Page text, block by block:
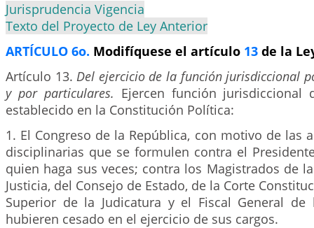
Jurisprudencia Vigencia
Texto del Proyecto de Ley Anterior
ARTÍCULO 6o. Modifíquese el artículo 13 de la
Artículo 13.Del ejercicio de la función jurisdiccional
y por particulares. Ejercen función jurisdiccional
establecido en la Constitución Política:
1. El Congreso de la República, con motivo de las
disciplinarias que se formulen contra el
quien haga sus veces; contra los Magistrados de
Justicia, del Consejo de Estado, de la Corte
Superior de la Judicatura y el Fiscal General de
hubieren cesado en el ejercicio de sus cargos.